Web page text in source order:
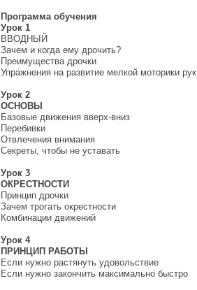
Программа обучения
Урок 1
ВВОДНЫЙ
Зачем и когда ему дрочить?
Преимущества дрочки
Упражнения на развитие мелкой моторики рук
Урок 2
ОСНОВЫ
Базовые движения вверх-вниз
Перебивки
Отвлечения внимания
Секреты, чтобы не уставать
Урок 3
ОКРЕСТНОСТИ
Принцип дрочки
Зачем трогать окрестности
Комбинации движений
Урок 4
ПРИНЦИП РАБОТЫ
Если нужно растянуть удовольствие
Если нужно закончить максимально быстро